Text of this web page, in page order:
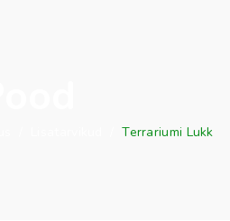
/Terrariumi Lukk